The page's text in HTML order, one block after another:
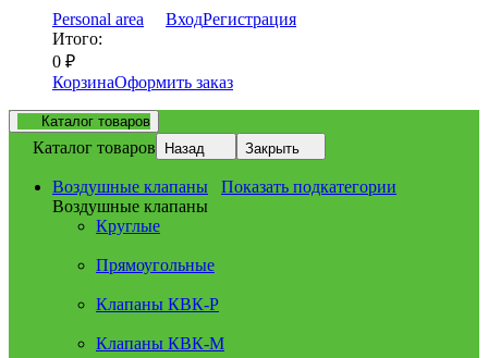
Personal area ВходРегистрация
Итого:
0 ₽
КорзинаОформить заказ
Каталог товаров
Каталог товаров Назад Закрыть
Воздушные клапаны
Показать подкатегории
Воздушные клапаны
Круглые
Прямоугольные
Клапаны КВК-Р
Клапаны КВК-М